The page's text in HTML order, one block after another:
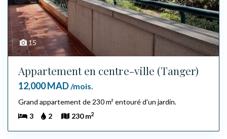
15
Appartement en centre-ville (Tanger)
12,000 MAD /mois.
Grand appartement de 230 m² entouré d'un jardin.
3
2 230 m2